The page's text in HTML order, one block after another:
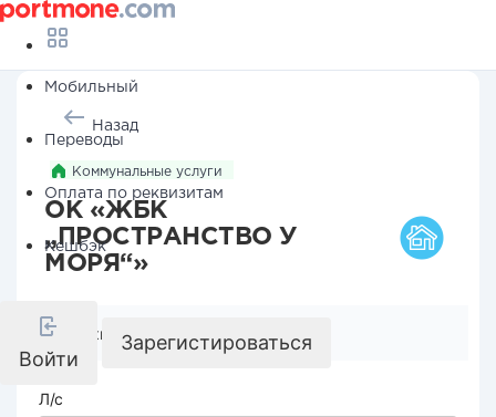
Мобильный
Переводы
Оплата по реквизитам
Кешбэк
Войти
Зарегистироваться
Назад
Коммунальные услуги
ОК «ЖБК
„ПРОСТРАНСТВО У
МОРЯ“»
Реквизиты компании
Л/с